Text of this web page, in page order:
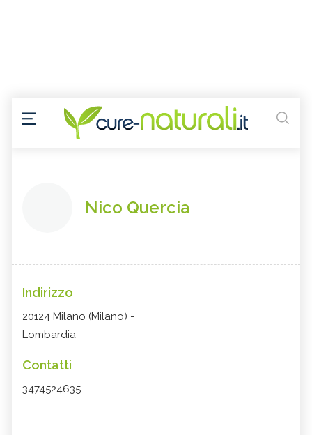
Nico Quercia
Indirizzo
20124 Milano (Milano) -
Lombardia
Contatti
3474524635